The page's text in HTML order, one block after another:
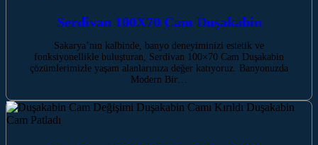
Serdivan 100X70 Cam Duşakabin
Sakarya’nın kalbinde, banyo deneyiminizi estetik ve
fonksiyonellikle buluşturan, Serdivan 100×70 Cam Duşakabin
çözümlerimizle yaşam alanlarınıza değer katıyoruz. Banyonuzda
Modern Bir…